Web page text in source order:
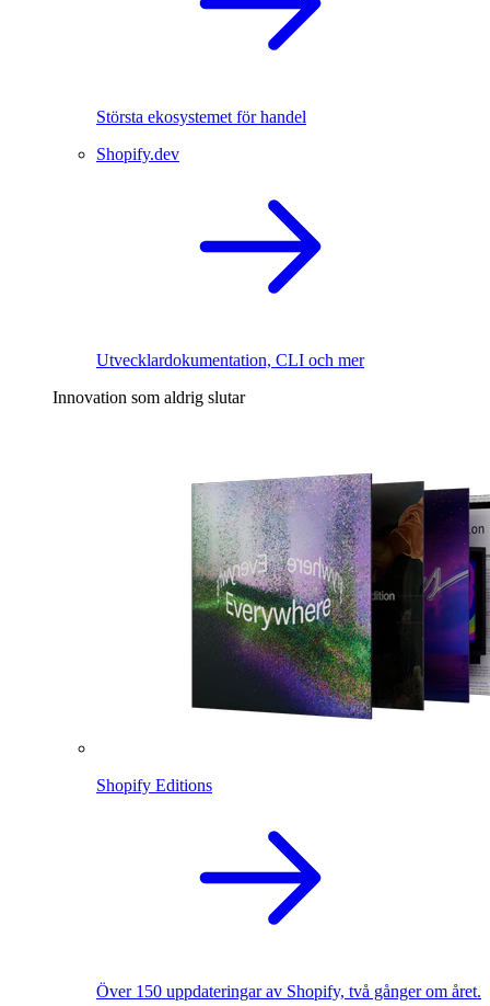
Största ekosystemet för handel
Shopify.dev
Utvecklardokumentation, CLI och mer
Innovation som aldrig slutar
Shopify Editions
Över 150 uppdateringar av Shopify, två gånger om året.